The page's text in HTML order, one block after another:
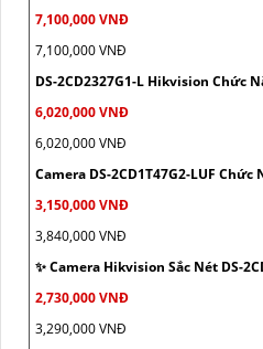
7,100,000 VNĐ
7,100,000 VNĐ
DS-2CD2327G1-L Hikvision Chức
6,020,000 VNĐ
6,020,000 VNĐ
Camera DS-2CD1T47G2-LUF Chức
3,150,000 VNĐ
3,840,000 VNĐ
✨ Camera Hikvision Sắc Nét DS-
2,730,000 VNĐ
3,290,000 VNĐ